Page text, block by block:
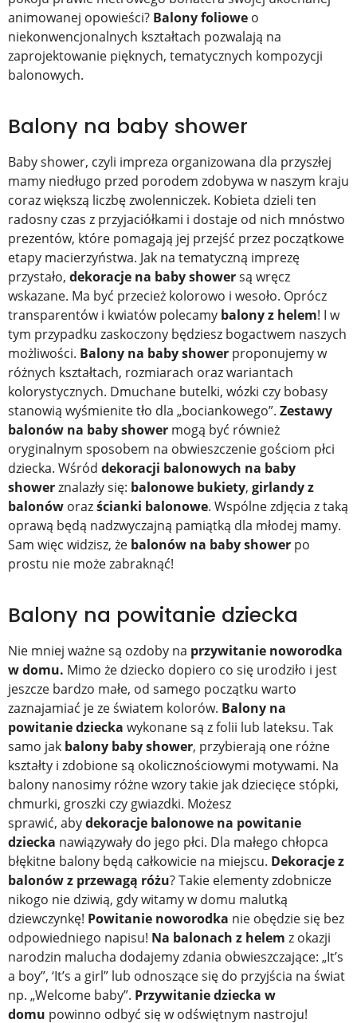
animowanej opowieści? Balony foliowe o
niekonwencjonalnych kształtach pozwalają na
zaprojektowanie pięknych, tematycznych kompozycji
balonowych.
Balony na baby shower
Baby shower, czyli impreza organizowana dla przyszłej
mamy niedługo przed porodem zdobywa w naszym kraju
coraz większą liczbę zwolenniczek. Kobieta dzieli ten
radosny czas z przyjaciółkami i dostaje od nich mnóstwo
prezentów, które pomagają jej przejść przez początkowe
etapy macierzyństwa. Jak na tematyczną imprezę
przystało, dekoracje na baby showersą wręcz
wskazane. Ma być przecież kolorowo i wesoło. Oprócz
transparentów i kwiatów polecamy balony z helem! I w
tym przypadku zaskoczony będziesz bogactwem naszych
możliwości. Balony na baby shower proponujemy w
różnych kształtach, rozmiarach oraz wariantach
kolorystycznych. Dmuchane butelki, wózki czy bobasy
stanowią wyśmienite tło dla „bociankowego”. Zestawy
balonów na baby shower mogą być również
oryginalnym sposobem na obwieszczenie gościom płci
dziecka. Wśród dekoracji balonowych na baby
showerznalazły się: balonowe bukiety, girlandy z
balonów orazścianki balonowe. Wspólne zdjęcia z taką
oprawą będą nadzwyczajną pamiątką dla młodej mamy.
Sam więc widzisz, że balonów na baby shower po
prostu nie może zabraknąć!
Balony na powitanie dziecka
Nie mniej ważne są ozdoby na przywitanie noworodka
w domu. Mimo że dziecko dopiero co się urodziło i jest
jeszcze bardzo małe, od samego początku warto
zaznajamiać je ze światem kolorów. Balony na
powitanie dziecka wykonane są z folii lub lateksu. Tak
samo jak balony baby shower, przybierają one różne
kształty i zdobione są okolicznościowymi motywami. Na
balony nanosimy różne wzory takie jak dziecięce stópki,
chmurki, groszki czy gwiazdki. Możesz
sprawić, abydekoracje balonowe na powitanie
dziecka nawiązywały do jego płci. Dla małego chłopca
błękitne balony będą całkowicie na miejscu. Dekoracje z
balonów z przewagą różu? Takie elementy zdobnicze
nikogo nie dziwią, gdy witamy w domu malutką
dziewczynkę! Powitanie noworodka nie obędzie się bez
odpowiedniego napisu! Na balonach z helem z okazji
narodzin malucha dodajemy zdania obwieszczające: „It’s
a boy”, ‘It’s a girl” lub odnoszące się do przyjścia na świat
np. „Welcome baby”. Przywitanie dziecka w
domu powinno odbyć się w odświętnym nastroju!